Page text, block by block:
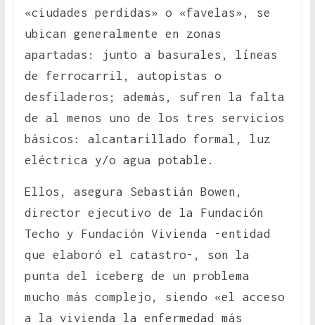
«ciudades perdidas» o «favelas», se
ubican generalmente en zonas
apartadas: junto a basurales, líneas
de ferrocarril, autopistas o
desfiladeros; además, sufren la falta
de al menos uno de los tres servicios
básicos: alcantarillado formal, luz
eléctrica y/o agua potable.
Ellos, asegura Sebastián Bowen,
director ejecutivo de la Fundación
Techo y Fundación Vivienda -entidad
que elaboró el catastro-, son la
punta del iceberg de un problema
mucho más complejo, siendo «el acceso
a la vivienda la enfermedad más